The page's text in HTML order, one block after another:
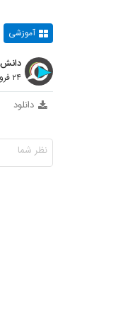
آموزشی
۲۴ فروردین ۱۳۹۷
دانلود